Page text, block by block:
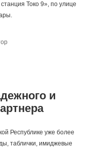
Токо 9», по улице
и
Республике уже более
таблички, имиджевые